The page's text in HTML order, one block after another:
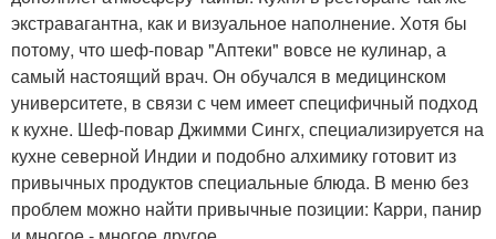
экстравагантна, как и визуальное наполнение. Хотя бы
потому, что шеф-повар "Аптеки" вовсе не кулинар, а
самый настоящий врач. Он обучался в медицинском
университете, в связи с чем имеет специфичный подход
к кухне. Шеф-повар Джимми Сингх, специализируется на
кухне северной Индии и подобно алхимику готовит из
привычных продуктов специальные блюда. В меню без
проблем можно найти привычные позиции: Карри, панир